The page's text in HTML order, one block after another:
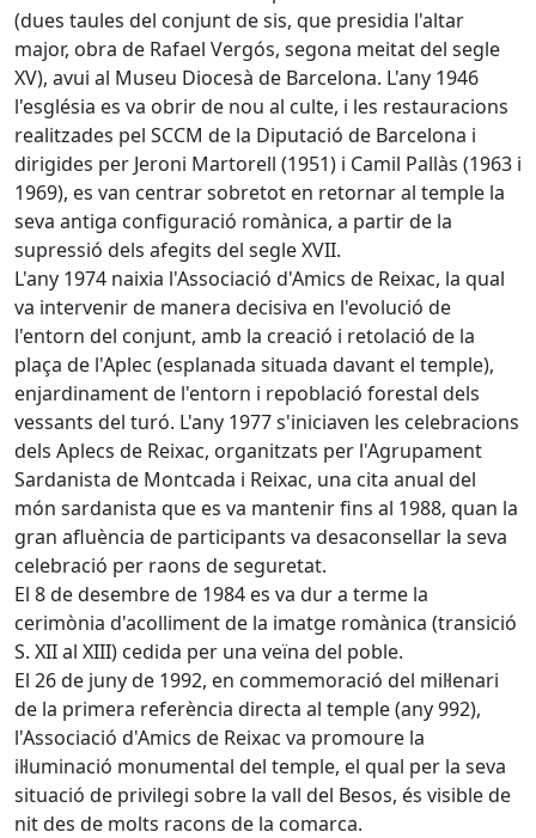
(dues taules del conjunt de sis, que presidia l'altar
major, obra de Rafael Vergós, segona meitat del segle
XV), avui al Museu Diocesà de Barcelona. L'any 1946
l'església es va obrir de nou al culte, i les restauracions
realitzades pel SCCM de la Diputació de Barcelona i
dirigides per Jeroni Martorell (1951) i Camil Pallàs (1963 i
1969), es van centrar sobretot en retornar al temple la
seva antiga configuració romànica, a partir de la
supressió dels afegits del segle XVII.
L'any 1974 naixia l'Associació d'Amics de Reixac, la qual
va intervenir de manera decisiva en l'evolució de
l'entorn del conjunt, amb la creació i retolació de la
plaça de l'Aplec (esplanada situada davant el temple),
enjardinament de l'entorn i repoblació forestal dels
vessants del turó. L'any 1977 s'iniciaven les celebracions
dels Aplecs de Reixac, organitzats per l'Agrupament
Sardanista de Montcada i Reixac, una cita anual del
món sardanista que es va mantenir fins al 1988, quan la
gran afluència de participants va desaconsellar la seva
celebració per raons de seguretat.
El 8 de desembre de 1984 es va dur a terme la
cerimònia d'acolliment de la imatge romànica (transició
S. XII al XIII) cedida per una veïna del poble.
El 26 de juny de 1992, en commemoració del mil·lenari
de la primera referència directa al temple (any 992),
l'Associació d'Amics de Reixac va promoure la
il·luminació monumental del temple, el qual per la seva
situació de privilegi sobre la vall del Besos, és visible de
nit des de molts racons de la comarca.